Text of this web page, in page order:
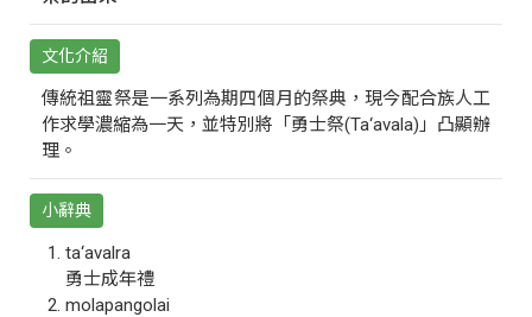
文化介紹
傳統祖靈祭是一系列為期四個月的祭典，現今配合族人工
作求學濃縮為一天，並特別將「勇士祭(Ta‘avala)」凸顯辦
理。
小辭典
ta‘avalra
勇士成年禮
molapangolai